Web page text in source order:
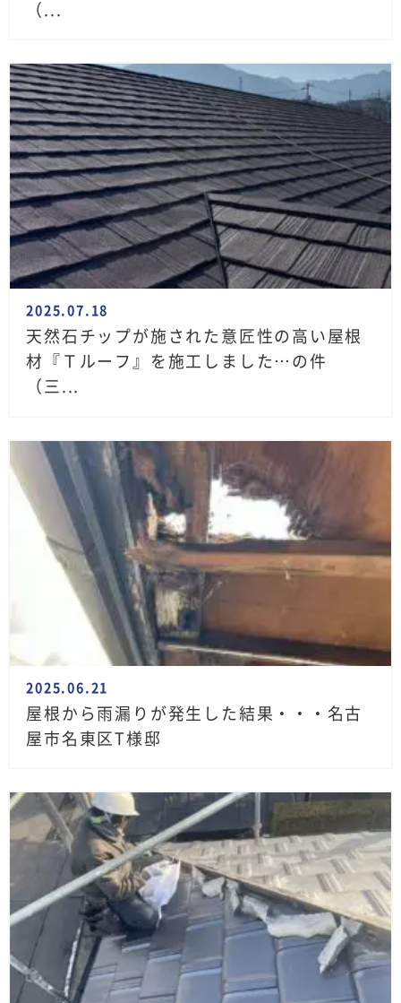
（...
2025.07.18
天然石チップが施された意匠性の高い屋根
材『Ｔルーフ』を施工しました…の件
（三...
2025.06.21
屋根から雨漏りが発生した結果・・・名古
屋市名東区T様邸